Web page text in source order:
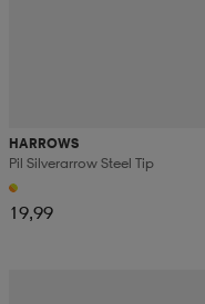
HARROWS
Pil Silverarrow Steel Tip
19,99